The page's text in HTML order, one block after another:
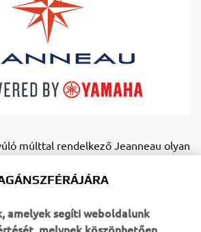
múlttal rendelkező Jeanneau olyan
Nagy teljesítményű
időtlen stílust képviselnek. Ezeken
élvezet: az ötletes belső
amelyek segíti weboldalunk